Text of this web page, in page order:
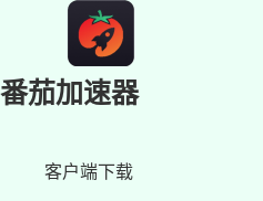
番茄加速器
客户端下载